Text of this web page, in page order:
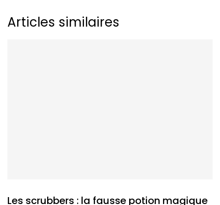
Articles similaires
Les scrubbers : la fausse potion magique